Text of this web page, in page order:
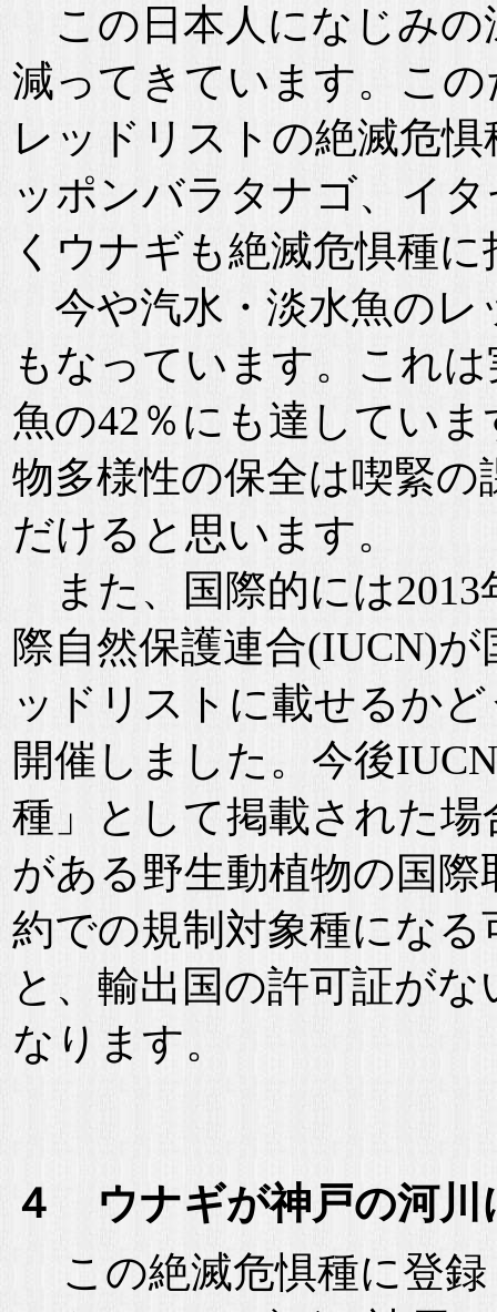
この日本人になじみの
減ってきています。この
レッドリストの絶滅危
ッポンバラタナゴ、イ
くウナギも絶滅危惧種
今や汽水・淡水魚のレ
もなっています。これ
魚の42％にも達してい
物多様性の保全は喫緊
だけると思います。
また、国際的には2013
際自然保護連合(IUCN)
ッドリストに載せるか
開催しました。今後
種」として掲載された
がある野生動植物の国
約での規制対象種にな
と、輸出国の許可証が
なります。
４ ウナギが神戸の河川
この絶滅危惧種に登録